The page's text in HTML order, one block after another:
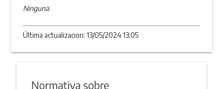
Ninguna.
Última actualizacion: 13/05/2024 13:05